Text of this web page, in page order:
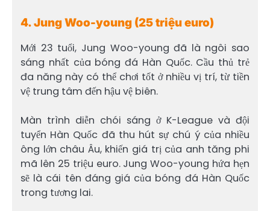
4. Jung Woo-young (25 triệu euro)
Mới 23 tuổi, Jung Woo-young đã là ngôi sao
sáng nhất của bóng đá Hàn Quốc. Cầu thủ trẻ
đa năng này có thể chơi tốt ở nhiều vị trí, từ tiền
vệ trung tâm đến hậu vệ biên.
Màn trình diễn chói sáng ở K-League và đội
tuyển Hàn Quốc đã thu hút sự chú ý của nhiều
ông lớn châu Âu, khiến giá trị của anh tăng phi
mã lên 25 triệu euro. Jung Woo-young hứa hẹn
sẽ là cái tên đáng giá của bóng đá Hàn Quốc
trong tương lai.